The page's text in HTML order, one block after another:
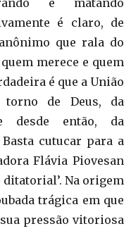
é claro, de
que rala do
merece e quem
é que a União
torno de Deus, da
desde então, da
cutucar para a
Flávia Piovesan
Na origem
trágica em que
pressão vitoriosa